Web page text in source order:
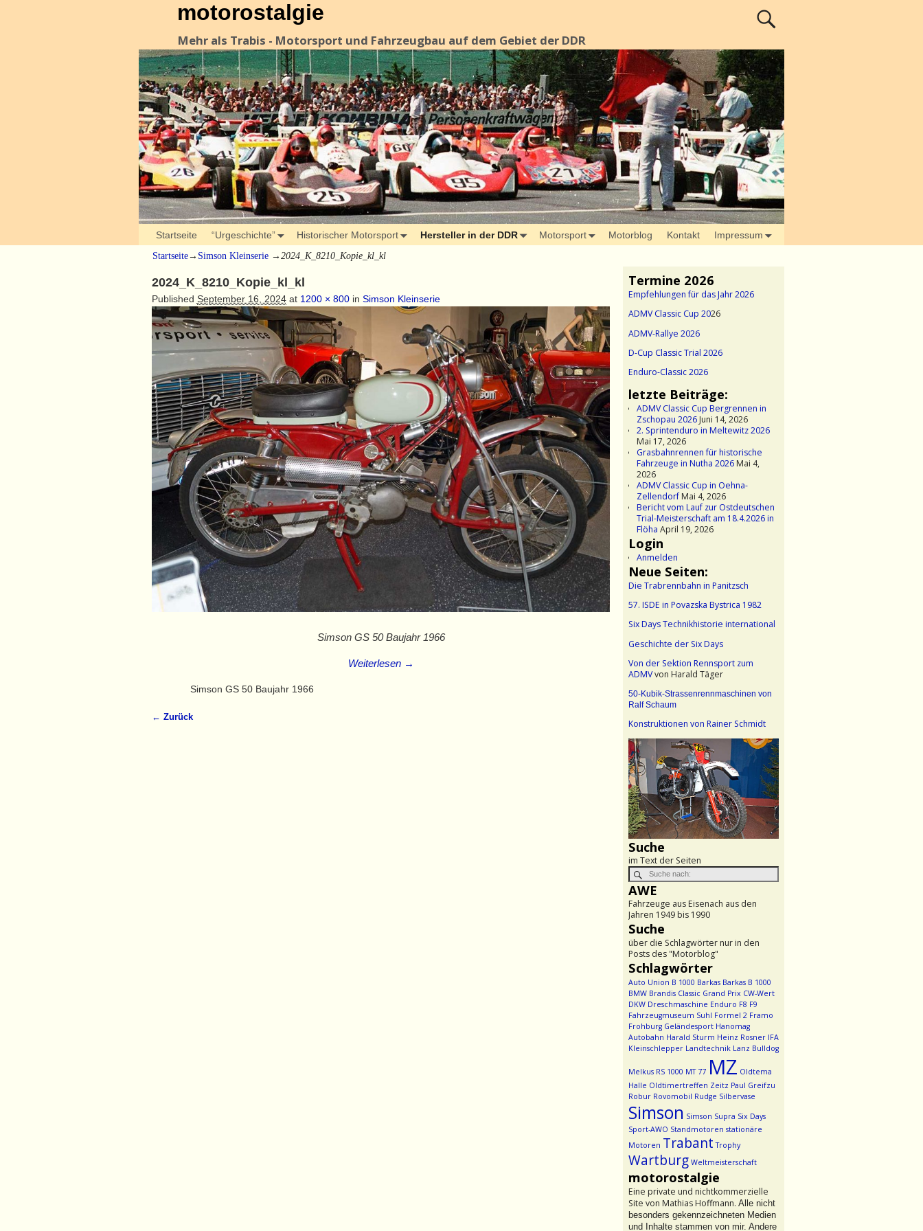
motorostalgie
Mehr als Trabis - Motorsport und Fahrzeugbau auf dem Gebiet der DDR
Startseite “Urgeschichte” Historischer Motorsport Hersteller in der DDR Motorsport Motorblog Kontakt Impressum
Startseite→ Simson Kleinserie → 2024_K_8210_Kopie_kl_kl
2024_K_8210_Kopie_kl_kl
Published September 16, 2024at 1200 × 800in Simson Kleinserie
Simson GS 50 Baujahr 1966
Weiterlesen →
Simson GS 50 Baujahr 1966
← Zurück
Termine 2026
Empfehlungen für das Jahr 2026
ADMV Classic Cup 2026
ADMV-Rallye 2026
D-Cup Classic Trial 2026
Enduro-Classic 2026
letzte Beiträge:
ADMV Classic Cup Bergrennen in
Zschopau 2026Juni 14, 2026
2. Sprintenduro in Meltewitz 2026
Mai 17, 2026
Grasbahnrennen für historische
Fahrzeuge in Nutha 2026Mai 4,
2026
ADMV Classic Cup in Oehna-
ZellendorfMai 4, 2026
Bericht vom Lauf zur Ostdeutschen
Trial-Meisterschaft am 18.4.2026 in
Flöha April 19, 2026
Login
Anmelden
Neue Seiten:
Die Trabrennbahn in Panitzsch
57. ISDE in Povazska Bystrica 1982
Six Days Technikhistorie international
Geschichte der Six Days
Von der Sektion Rennsport zum
ADMVvon Harald Täger
50-Kubik-Strassenrennmaschinen von
Ralf Schaum
Konstruktionen von Rainer Schmidt
Suche
im Text der Seiten
AWE
Fahrzeuge aus Eisenach aus den
Jahren 1949 bis 1990
Suche
über die Schlagwörter nur in den
Posts des "Motorblog"
Schlagwörter
Auto Union B 1000 Barkas Barkas B 1000
BMW Brandis Classic Grand Prix CW-Wert
DKW Dreschmaschine Enduro F8 F9
Fahrzeugmuseum Suhl Formel 2 Framo
Frohburg Geländesport Hanomag
Autobahn Harald Sturm Heinz Rosner IFA
Kleinschlepper Landtechnik Lanz Bulldog
Melkus RS 1000 MT 77 MZ Oldtema
Halle Oldtimertreffen Zeitz Paul Greifzu
Robur Rovomobil Rudge Silbervase
Simson Simson Supra Six Days
Sport-AWO Standmotoren stationäre
Motoren Trabant Trophy
Wartburg Weltmeisterschaft
motorostalgie
Eine private und nichtkommerzielle
Site von Mathias Hoffmann. Alle nicht
besonders gekennzeichneten Medien
und Inhalte stammen von mir. Andere